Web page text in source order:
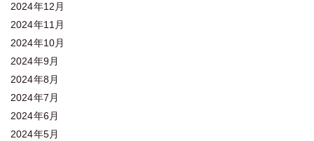
2024年12月
2024年11月
2024年10月
2024年9月
2024年8月
2024年7月
2024年6月
2024年5月